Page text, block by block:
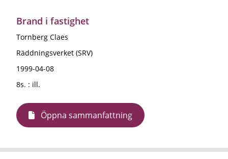
Brand i fastighet
Tornberg Claes
Räddningsverket (SRV)
1999-04-08
8s. : ill.
Öppna sammanfattning